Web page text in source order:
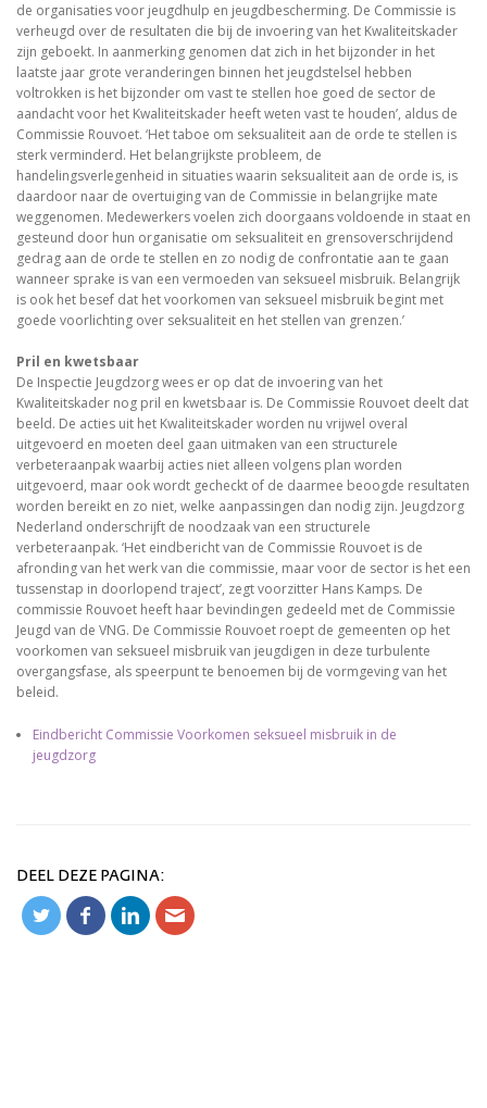
de organisaties voor jeugdhulp en jeugdbescherming. De Commissie is
verheugd over de resultaten die bij de invoering van het Kwaliteitskader
zijn geboekt. In aanmerking genomen dat zich in het bijzonder in het
laatste jaar grote veranderingen binnen het jeugdstelsel hebben
voltrokken is het bijzonder om vast te stellen hoe goed de sector de
aandacht voor het Kwaliteitskader heeft weten vast te houden’, aldus de
Commissie Rouvoet. ‘Het taboe om seksualiteit aan de orde te stellen is
sterk verminderd. Het belangrijkste probleem, de
handelingsverlegenheid in situaties waarin seksualiteit aan de orde is, is
daardoor naar de overtuiging van de Commissie in belangrijke mate
weggenomen. Medewerkers voelen zich doorgaans voldoende in staat en
gesteund door hun organisatie om seksualiteit en grensoverschrijdend
gedrag aan de orde te stellen en zo nodig de confrontatie aan te gaan
wanneer sprake is van een vermoeden van seksueel misbruik. Belangrijk
is ook het besef dat het voorkomen van seksueel misbruik begint met
goede voorlichting over seksualiteit en het stellen van grenzen.’
Pril en kwetsbaar
De Inspectie Jeugdzorg wees er op dat de invoering van het
Kwaliteitskader nog pril en kwetsbaar is. De Commissie Rouvoet deelt dat
beeld. De acties uit het Kwaliteitskader worden nu vrijwel overal
uitgevoerd en moeten deel gaan uitmaken van een structurele
verbeteraanpak waarbij acties niet alleen volgens plan worden
uitgevoerd, maar ook wordt gecheckt of de daarmee beoogde resultaten
worden bereikt en zo niet, welke aanpassingen dan nodig zijn. Jeugdzorg
Nederland onderschrijft de noodzaak van een structurele
verbeteraanpak. ‘Het eindbericht van de Commissie Rouvoet is de
afronding van het werk van die commissie, maar voor de sector is het een
tussenstap in doorlopend traject’, zegt voorzitter Hans Kamps. De
commissie Rouvoet heeft haar bevindingen gedeeld met de Commissie
Jeugd van de VNG. De Commissie Rouvoet roept de gemeenten op het
voorkomen van seksueel misbruik van jeugdigen in deze turbulente
overgangsfase, als speerpunt te benoemen bij de vormgeving van het
beleid.
Eindbericht Commissie Voorkomen seksueel misbruik in de
jeugdzorg
DEEL DEZE PAGINA: